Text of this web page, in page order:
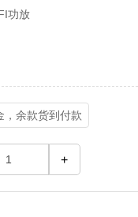
功放
，余款货到付款
+